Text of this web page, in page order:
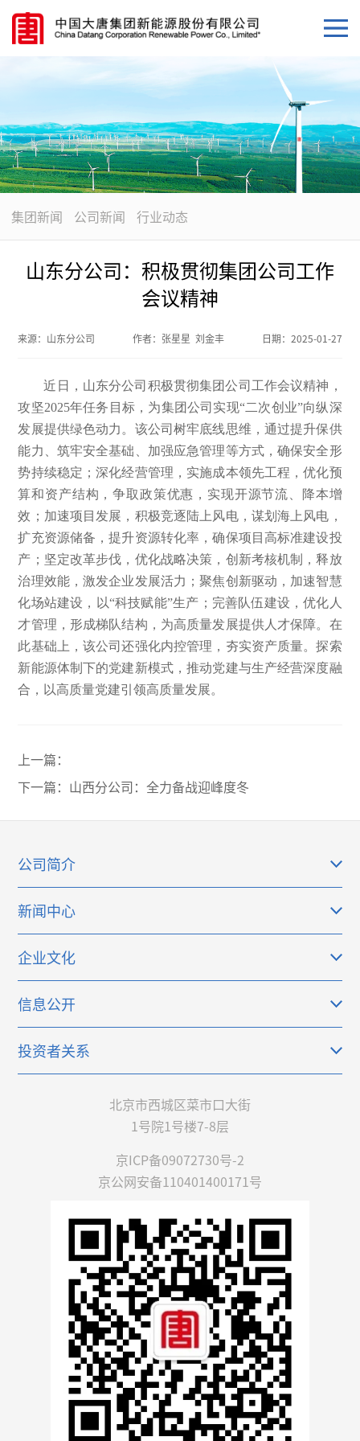
集团新闻 公司新闻 行业动态
山东分公司：积极贯彻集团公司工作
会议精神
来源： 山东分公司 作者： 张星星 刘金丰 日期： 2025-01-27
近日，山东分公司积极贯彻集团公司工作会议精神，
攻坚2025年任务目标，为集团公司实现“二次创业”向纵深
发展提供绿色动力。该公司树牢底线思维，通过提升保供
能力、筑牢安全基础、加强应急管理等方式，确保安全形
势持续稳定；深化经营管理，实施成本领先工程，优化预
算和资产结构，争取政策优惠，实现开源节流、降本增
效；加速项目发展，积极竞逐陆上风电，谋划海上风电，
扩充资源储备，提升资源转化率，确保项目高标准建设投
产；坚定改革步伐，优化战略决策，创新考核机制，释放
治理效能，激发企业发展活力；聚焦创新驱动，加速智慧
化场站建设，以“科技赋能”生产；完善队伍建设，优化人
才管理，形成梯队结构，为高质量发展提供人才保障。在
此基础上，该公司还强化内控管理，夯实资产质量。探索
新能源体制下的党建新模式，推动党建与生产经营深度融
合，以高质量党建引领高质量发展。
上一篇：
下一篇： 山西分公司：全力备战迎峰度冬
北京市西城区菜市口大街
1号院1号楼7-8层
京ICP备09072730号-2
京公网安备110401400171号
公司简介
新闻中心
企业文化
信息公开
投资者关系